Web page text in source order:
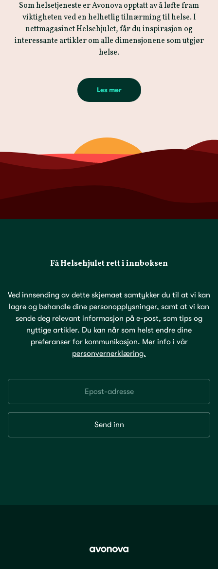
Som helsetjeneste er Avonova opptatt av å løfte fram
viktigheten ved en helhetlig tilnærming til helse. I
nettmagasinet Helsehjulet, får du inspirasjon og
interessante artikler om alle dimensjonene som utgjør
helse.
Les mer
Få Helsehjulet rett i innboksen
Ved innsending av dette skjemaet samtykker du til at vi kan
lagre og behandle dine personopplysninger, samt at vi kan
sende deg relevant informasjon på e-post, som tips og
nyttige artikler. Du kan når som helst endre dine
preferanser for kommunikasjon. Mer info i vår
personvernerklæring.
Send inn